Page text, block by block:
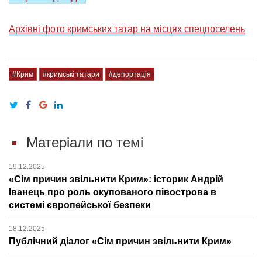
Архівні фото кримських татар на місцях спецпоселень
#Крим #кримські татари #депортація
Матеріали по темі
19.12.2025
«Сім причин звільнити Крим»: історик Андрій
Іванець про роль окупованого півострова в
системі європейської безпеки
18.12.2025
Публічний діалог «Сім причин звільнити Крим»